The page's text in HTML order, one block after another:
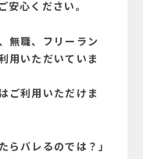
心ください。
無職、フリーラン
用いただいていま
ご利用いただけま
らバレるのでは？」